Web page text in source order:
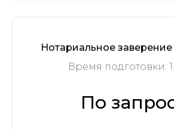
Нотариальное заверение
Время подготовки:
По